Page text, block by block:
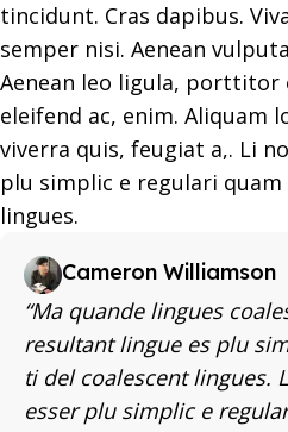
tincidunt. Cras dapibus.
semper nisi. Aenean
Aenean leo ligula, porttitor
eleifend ac, enim. Aliquam
viverra quis, feugiat a,. Li
plu simplic e regulari
lingues.
Cameron Williamson
“Ma quande lingues
resultant lingue es plu
ti del coalescent lingues.
esser plu simplic e